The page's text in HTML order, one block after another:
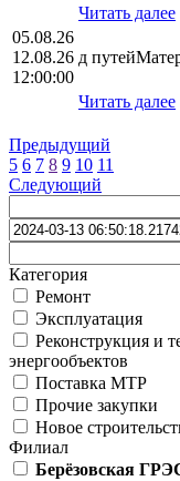
Читать далее
05.08.26
12.08.26
12:00:00
д
Читать далее
Предыдущий
5 6 7 8 9 10 11
Следующий
Категория
Ремонт
Эксплуатация
Реконструкция и
энергообъектов
Поставка МТР
Прочие закупки
Новое
Филиал
Берёзовская